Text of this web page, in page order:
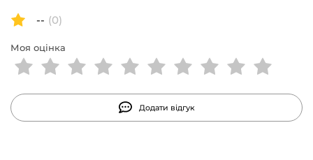
Ґоулман наголошує на тому, що всі ми маємо потенціал
нашої кар’єри, а також дає нам рекомендації щодо
підвищення власної ефективності.
-- (0)
Моя оцінка
Додати відгук